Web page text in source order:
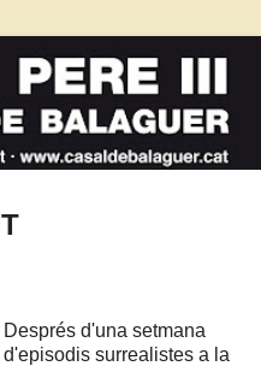
Després d'una setmana
d'episodis surrealistes a la